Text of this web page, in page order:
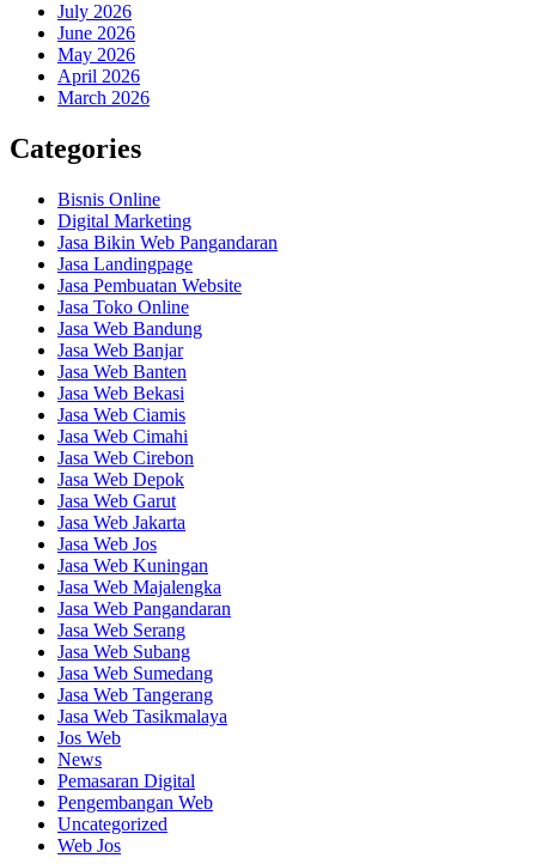
July 2026
June 2026
May 2026
April 2026
March 2026
Categories
Bisnis Online
Digital Marketing
Jasa Bikin Web Pangandaran
Jasa Landingpage
Jasa Pembuatan Website
Jasa Toko Online
Jasa Web Bandung
Jasa Web Banjar
Jasa Web Banten
Jasa Web Bekasi
Jasa Web Ciamis
Jasa Web Cimahi
Jasa Web Cirebon
Jasa Web Depok
Jasa Web Garut
Jasa Web Jakarta
Jasa Web Jos
Jasa Web Kuningan
Jasa Web Majalengka
Jasa Web Pangandaran
Jasa Web Serang
Jasa Web Subang
Jasa Web Sumedang
Jasa Web Tangerang
Jasa Web Tasikmalaya
Jos Web
News
Pemasaran Digital
Pengembangan Web
Uncategorized
Web Jos